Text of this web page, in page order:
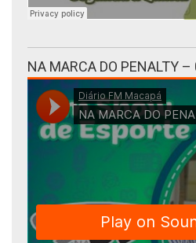
NA MARCA DO PENALTY